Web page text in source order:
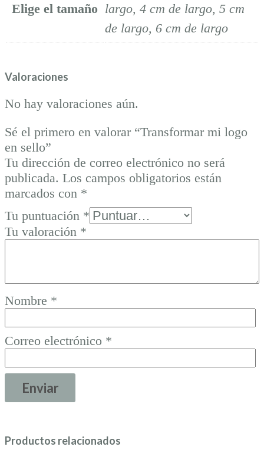
Elige el tamaño largo, 4 cm de largo, 5 cm
de largo, 6 cm de largo
Valoraciones
No hay valoraciones aún.
Sé el primero en valorar “Transformar mi logo
en sello”
Tu dirección de correo electrónico no será
publicada. Los campos obligatorios están
marcados con *
Tu puntuación *
Tu valoración *
Nombre *
Correo electrónico *
Productos relacionados